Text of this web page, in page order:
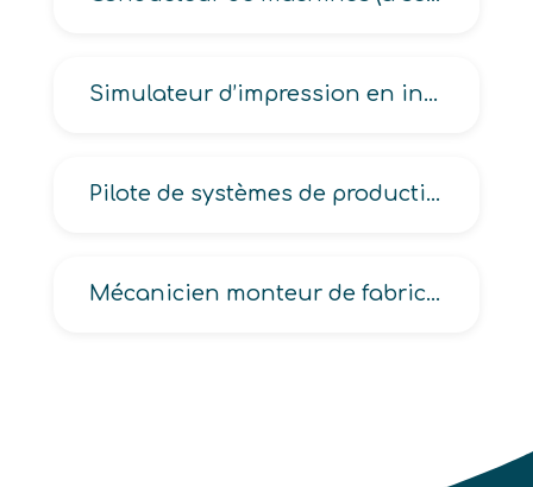
Simulateur d’impression en industrie graphique
Pilote de systèmes de production automatisée en industrie alimentaire
Mécanicien monteur de fabrication, Mécanicien-ajusteur de fabrication